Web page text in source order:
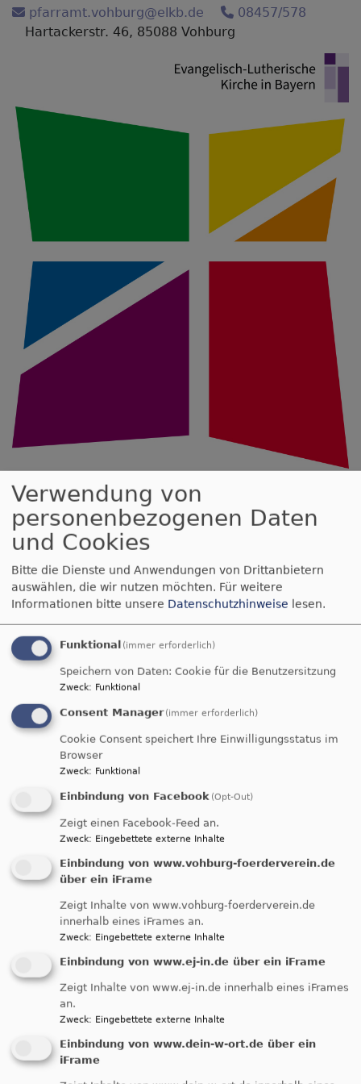
Direkt
zum
pfarramt.vohburg@elkb.de
08457/578
Hartackerstr. 46, 85088 Vohburg
Kirchengemeinde Vohburg
Evangelisch in Vohburg | Geisenfeld | Münchsmünster | Ernsgaden |
Pförring | Schwaig
Hauptnavigation
Startseite Angebote Senioren
Senioren
beim Autor
Gemeinde zwei Seniorenkreise: einen in Vohburg
und einen in Geisenfeld. Die Termine finden Sie im
Gemeindeblatt oder im Kalender.
Vohburg
Der Seniorenkreis in Vohburg trifft sich meist am
zweiten Dienstag im Monat. Zunächst wird Kaffee
Verwendung von
personenbezogenen Daten
und Cookies
Bitte die Dienste und Anwendungen von Drittanbietern
auswählen, die wir nutzen möchten. Für weitere
Informationen bitte unsere Datenschutzhinweise lesen.
Funktional (immer erforderlich)
Speichern von Daten: Cookie für die Benutzersitzung
Zweck: Funktional
Consent Manager (immer erforderlich)
Cookie Consent speichert Ihre Einwilligungsstatus im
Browser
Zweck: Funktional
Einbindung von Facebook (Opt-Out)
Zeigt einen Facebook-Feed an.
Zweck: Eingebettete externe Inhalte
Einbindung von www.vohburg-foerderverein.de
über ein iFrame
Zeigt Inhalte von www.vohburg-foerderverein.de
innerhalb eines iFrames an.
Zweck: Eingebettete externe Inhalte
Einbindung von www.ej-in.de über ein iFrame
Zeigt Inhalte von www.ej-in.de innerhalb eines iFrames
an.
Zweck: Eingebettete externe Inhalte
Einbindung von www.dein-w-ort.de über ein
iFrame